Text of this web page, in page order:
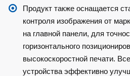
Продукт также оснащается
контроля изображения от
на главной панели, для
горизонтального
высокоскоростной печати.
устройства эффективно